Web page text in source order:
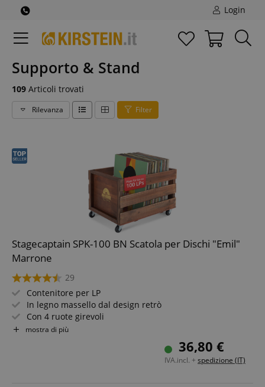
Login
Supporto & Stand
109 Articoli trovati
Rilevanza Filter
Stagecaptain SPK-100 BN Scatola per Dischi "Emil"
Marrone
29
Contenitore per LP
In legno massello dal design retrò
Con 4 ruote girevoli
Per fino a 100 dischi
Naturalmente utilizzabile anche per molti altri oggetti
mostra di più
36,80 €
IVA.incl. + spedizione (IT)